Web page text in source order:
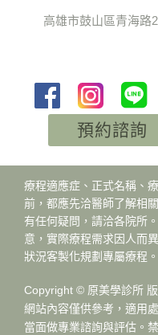
高雄市鼓山區青海路
預約諮詢
療程適應症、正式名稱、
前，都應先洽醫師了解相
有任何疑問，請洽各院所
意，實際療程需求因人而
狀況客製化規劃專屬療程。
Copyright © 原美學診所
網站內容僅供參考，適用
當面做專業諮詢與評估。